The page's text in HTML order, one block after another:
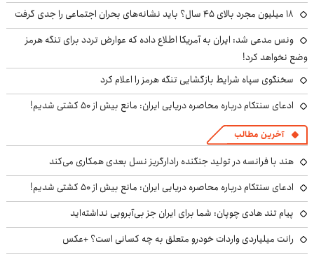
۱۸ میلیون مجرد بالای ۴۵ سال؟ باید نشانه‌های بحران اجتماعی را جدی گرفت
ونس مدعی شد: ایران به آمریکا اطلاع داده که عوارض تردد برای تنگه هرمز
وضع نخواهد کرد!
سخنگوی سپاه شرایط بازگشایی تنگه هرمز را اعلام کرد
ادعای سنتکام درباره محاصره دریایی ایران: مانع بیش از ۵۰ کشتی شدیم!
آخرین مطالب
هند با فرانسه در تولید جنگنده رادارگریز نسل بعدی همکاری می‌کند
ادعای سنتکام درباره محاصره دریایی ایران: مانع بیش از ۵۰ کشتی شدیم!
پیام تند هادی چوپان: شما برای ایران جز بی‌آبرویی نداشته‌اید
رانت میلیاردی واردات خودرو متعلق به چه کسانی است؟ +عکس